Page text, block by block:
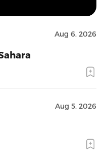
Aug 6, 2026
Aug 5, 2026